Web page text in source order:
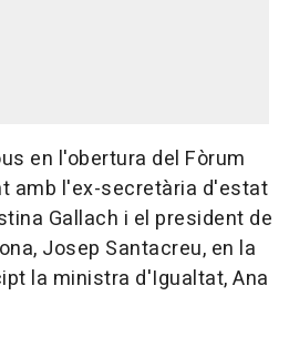
en l'obertura del Fòrum
amb l'ex-secretària d'estat
Gallach i el president de
Josep Santacreu, en la
la ministra d'Igualtat, Ana